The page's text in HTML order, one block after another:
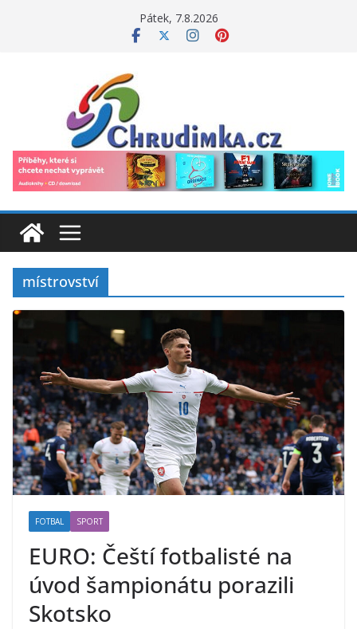
Pátek, 7.8.2026
místrovství
FOTBAL SPORT
EURO: Čeští fotbalisté na
úvod šampionátu porazili
Skotsko